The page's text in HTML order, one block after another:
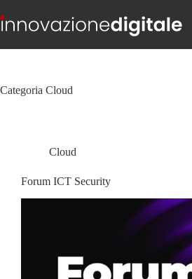
al
contenuto
Categoria Cloud
Cloud
Forum ICT Security​